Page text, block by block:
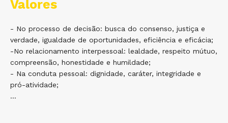
Valores
- No processo de decisão: busca do consenso, justiça e
verdade, igualdade de oportunidades, eficiência e eficácia;
-No relacionamento interpessoal: lealdade, respeito mútuo,
compreensão, honestidade e humildade;
- Na conduta pessoal: dignidade, caráter, integridade e
pró-atividade;
...